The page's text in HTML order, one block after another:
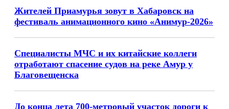
Жителей Приамурья зовут в Хабаровск на
фестиваль анимационного кино «Анимур-2026»
Специалисты МЧС и их китайские коллеги
отработают спасение судов на реке Амур у
Благовещенска
До конца лета 700-метровый участок дороги к